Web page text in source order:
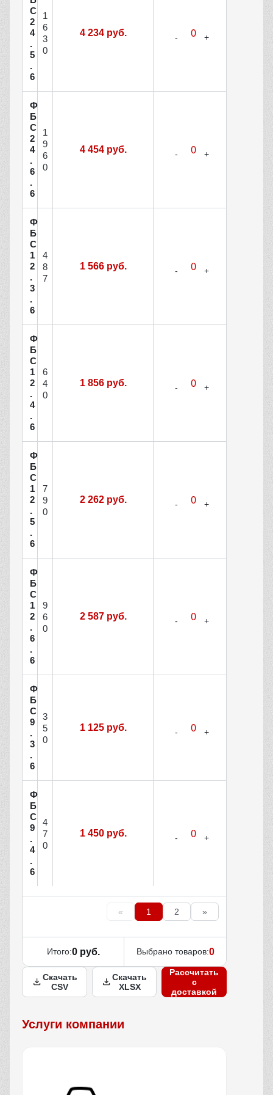
С
2
4
.
5
.
6
1
6
3
0
4 234 руб.
Ф
Б
С
2
4
.
6
.
6
1
9
6
0
4 454 руб.
Ф
Б
С
1
2
.
3
.
6
4
8
7
1 566 руб.
Ф
Б
С
1
2
.
4
.
6
6
4
0
1 856 руб.
Ф
Б
С
1
2
.
5
.
6
7
9
0
2 262 руб.
Ф
Б
С
1
2
.
6
.
6
9
6
0
2 587 руб.
Ф
Б
С
9
.
3
.
6
3
5
0
1 125 руб.
Ф
Б
С
9
.
4
.
6
4
7
0
1 450 руб.
« 1 2 »
Итого:0 руб. Выбрано товаров:0
Скачать
CSV
Скачать
XLSX
Рассчитать
с
доставкой
Услуги компании